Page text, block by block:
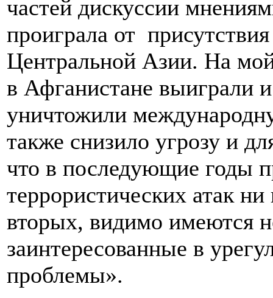
частей дискуссии
проиграла от
Центральной Азии. На мой
в Афганистане
уничтожили
также снизило угрозу и
что в последующие годы
террористических атак
вторых, видимо имеются
заинтересованные в
проблемы».